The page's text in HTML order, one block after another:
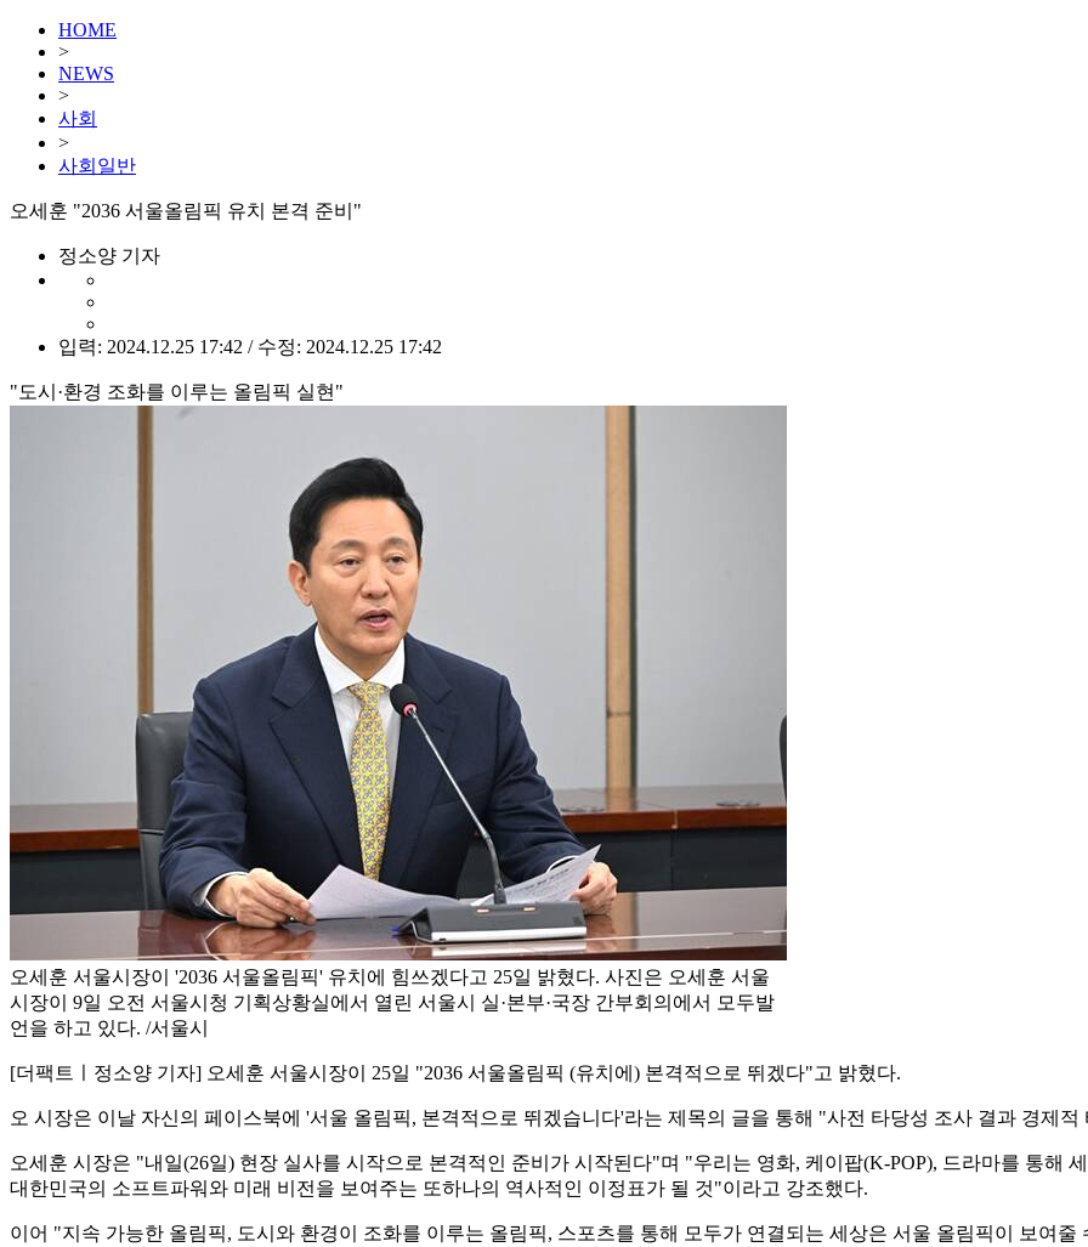
HOME
>
NEWS
>
사회
>
사회일반
오세훈 "2036 서울올림픽 유치 본격 준비"
정소양 기자
입력: 2024.12.25 17:42 / 수정: 2024.12.25 17:42
"도시·환경 조화를 이루는 올림픽 실현"
오세훈 서울시장이 '2036 서울올림픽' 유치에 힘쓰겠다고 25일 밝혔다. 사진은 오세훈 서울
시장이 9일 오전 서울시청 기획상황실에서 열린 서울시 실·본부·국장 간부회의에서 모두발
언을 하고 있다. /서울시
[더팩트ㅣ정소양 기자] 오세훈 서울시장이 25일 "2036 서울올림픽 (유치에) 본격적으로 뛰겠다"고 밝혔다.
오 시장은 이날 자신의 페이스북에 '서울 올림픽, 본격적으로 뛰겠습니다'라는 제목의 글을 통해 "사전 타당성 조사 결과 경제
오세훈 시장은 "내일(26일) 현장 실사를 시작으로 본격적인 준비가 시작된다"며 "우리는 영화, 케이팝(K-POP), 드라마를 통해
대한민국의 소프트파워와 미래 비전을 보여주는 또하나의 역사적인 이정표가 될 것"이라고 강조했다.
이어 "지속 가능한 올림픽, 도시와 환경이 조화를 이루는 올림픽, 스포츠를 통해 모두가 연결되는 세상은 서울 올림픽이 보여